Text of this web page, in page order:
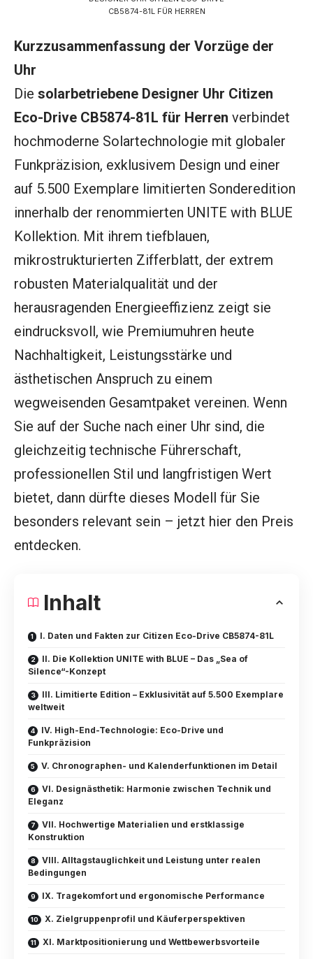
CB5874-81L FÜR HERREN
Kurzzusammenfassung der Vorzüge der
Uhr
Die solarbetriebene Designer Uhr Citizen
Eco-Drive CB5874-81L für Herren verbindet
hochmoderne Solartechnologie mit globaler
Funkpräzision, exklusivem Design und einer
auf 5.500 Exemplare limitierten Sonderedition
innerhalb der renommierten UNITE with BLUE
Kollektion. Mit ihrem tiefblauen,
mikrostrukturierten Zifferblatt, der extrem
robusten Materialqualität und der
herausragenden Energieeffizienz zeigt sie
eindrucksvoll, wie Premiumuhren heute
Nachhaltigkeit, Leistungsstärke und
ästhetischen Anspruch zu einem
wegweisenden Gesamtpaket vereinen. Wenn
Sie auf der Suche nach einer Uhr sind, die
gleichzeitig technische Führerschaft,
professionellen Stil und langfristigen Wert
bietet, dann dürfte dieses Modell für Sie
besonders relevant sein – jetzt hier den Preis
entdecken.
Inhalt
I. Daten und Fakten zur Citizen Eco-Drive CB5874-81L
II. Die Kollektion UNITE with BLUE – Das „Sea of
Silence“-Konzept
III. Limitierte Edition – Exklusivität auf 5.500 Exemplare
weltweit
IV. High-End-Technologie: Eco-Drive und
Funkpräzision
V. Chronographen- und Kalenderfunktionen im Detail
VI. Designästhetik: Harmonie zwischen Technik und
Eleganz
VII. Hochwertige Materialien und erstklassige
Konstruktion
VIII. Alltagstauglichkeit und Leistung unter realen
Bedingungen
IX. Tragekomfort und ergonomische Performance
X. Zielgruppenprofil und Käuferperspektiven
XI. Marktpositionierung und Wettbewerbsvorteile